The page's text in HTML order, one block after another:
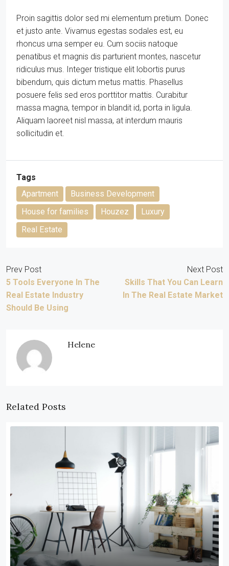
Proin sagittis dolor sed mi elementum pretium. Donec
et justo ante. Vivamus egestas sodales est, eu
rhoncus urna semper eu. Cum sociis natoque
penatibus et magnis dis parturient montes, nascetur
ridiculus mus. Integer tristique elit lobortis purus
bibendum, quis dictum metus mattis. Phasellus
posuere felis sed eros porttitor mattis. Curabitur
massa magna, tempor in blandit id, porta in ligula.
Aliquam laoreet nisl massa, at interdum mauris
sollicitudin et.
Tags
Apartment
Business Development
House for families
Houzez
Luxury
Real Estate
Prev Post
5 Tools Everyone In The
Real Estate Industry
Should Be Using
Next Post
Skills That You Can Learn
In The Real Estate Market
Helene
Related Posts